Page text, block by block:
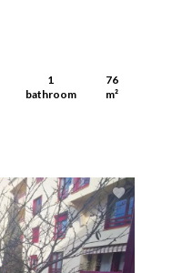
1
bathroom
76
m²